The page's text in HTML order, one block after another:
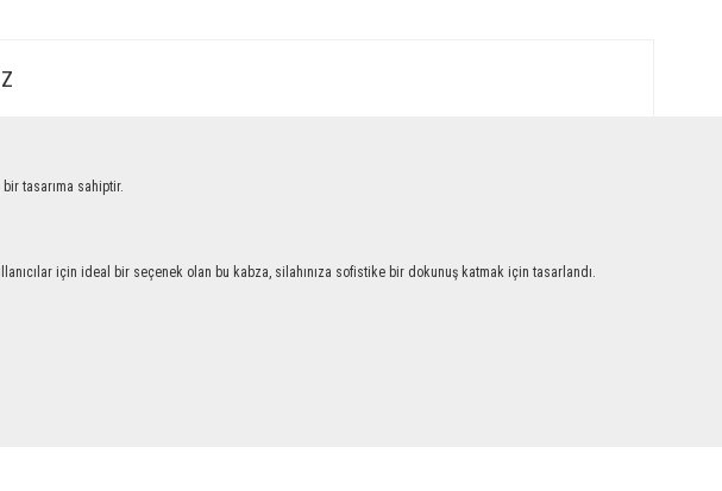
tasarıma sahiptir.
için ideal bir seçenek olan bu kabza, silahınıza sofistike bir dokunuş katmak için tasarlandı.